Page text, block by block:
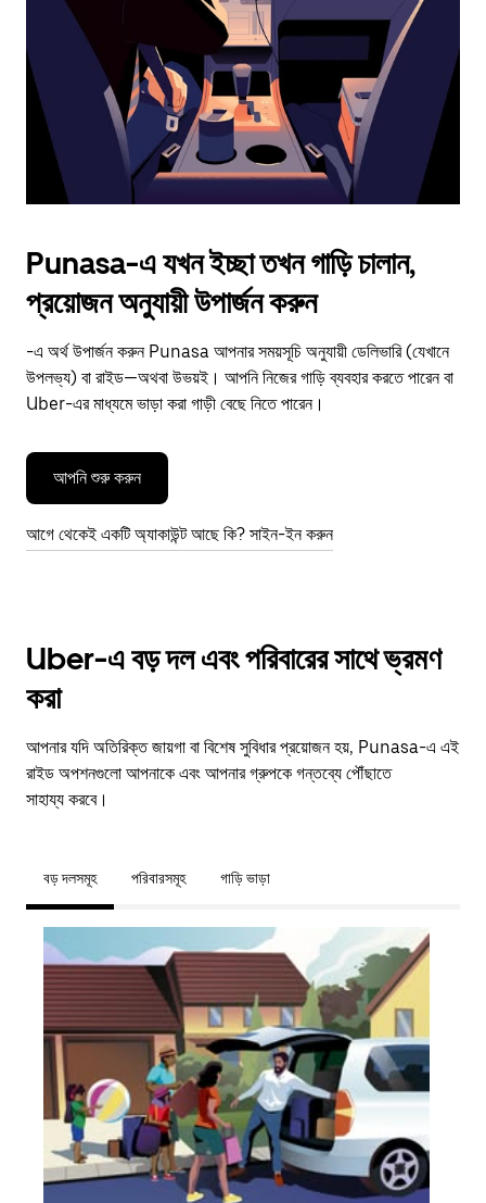
the
calendar.
Punasa-এ যখন ইচ্ছা তখন গাড়ি চালান,
প্রয়োজন অনুযায়ী উপার্জন করুন
-এ অর্থ উপার্জন করুন Punasa আপনার সময়সূচি অনুযায়ী ডেলিভারি (যেখানে
উপলভ্য) বা রাইড—অথবা উভয়ই। আপনি নিজের গাড়ি ব্যবহার করতে পারেন বা
Uber-এর মাধ্যমে ভাড়া করা গাড়ী বেছে নিতে পারেন।
আপনি শুরু করুন
আগে থেকেই একটি অ্যাকাউন্ট আছে কি? সাইন-ইন করুন
Uber-এ বড় দল এবং পরিবারের সাথে ভ্রমণ
করা
আপনার যদি অতিরিক্ত জায়গা বা বিশেষ সুবিধার প্রয়োজন হয়, Punasa-এ এই
রাইড অপশনগুলো আপনাকে এবং আপনার গ্রুপকে গন্তব্যে পৌঁছাতে
সাহায্য করবে।
বড় দলসমূহ পরিবারসমূহ গাড়ি ভাড়া